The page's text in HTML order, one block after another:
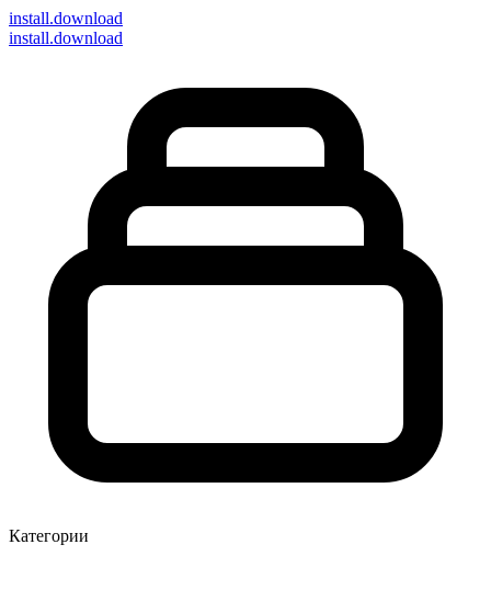
install.download
install.download
Категории